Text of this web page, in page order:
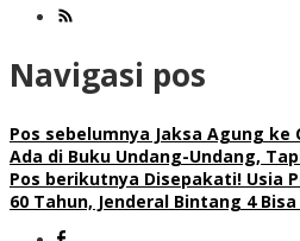
Navigasi pos
Pos sebelumnya Jaksa Agung ke
Ada di Buku Undang-Undang,
Pos berikutnya Disepakati! Usia
60 Tahun, Jenderal Bintang 4